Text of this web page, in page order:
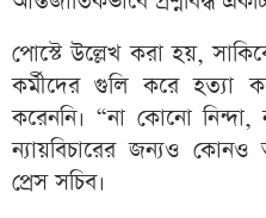
পোস্টে উল্লেখ করা হয়,
কর্মীদের গুলি করে হত্যা
করেননি। “না কোনো
ন্যায়বিচারের জন্যও
প্রেস সচিব।